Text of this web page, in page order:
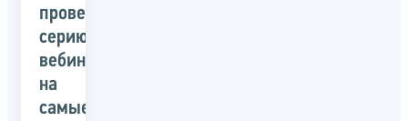
проведут
серию
вебинаров
на
самые